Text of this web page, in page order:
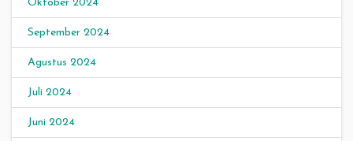
Oktober 2024
September 2024
Agustus 2024
Juli 2024
Juni 2024